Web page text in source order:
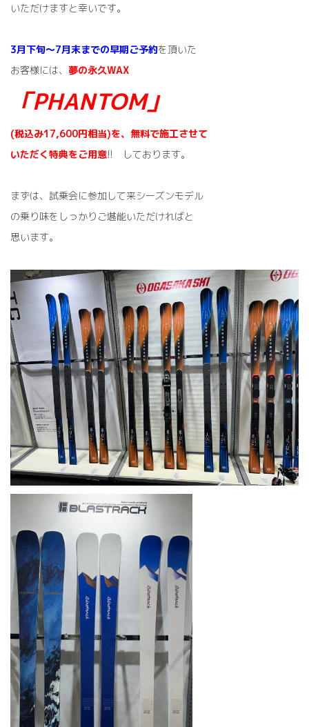
いただけますと幸いです。
3月下旬～7月末までの早期ご予約を頂いた
お客様には、 夢の永久WAX
「PHANTOM」
(税込み17,600円相当)を、無料で施工させて
いただく特典をご用意!! しております。
まずは、試乗会に参加して来シーズンモデル
の乗り味をしっかりご堪能いただければと
思います。